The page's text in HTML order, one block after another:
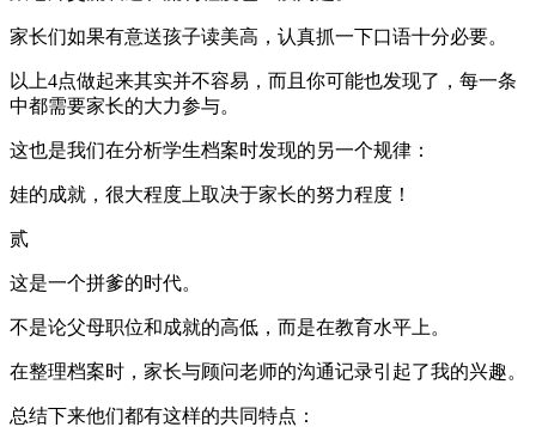
家长们如果有意送孩子读美高，认真抓一下口语十分必要。
以上4点做起来其实并不容易，而且你可能也发现了，每一条
中都需要家长的大力参与。
这也是我们在分析学生档案时发现的另一个规律：
娃的成就，很大程度上取决于家长的努力程度！
贰
这是一个拼爹的时代。
不是论父母职位和成就的高低，而是在教育水平上。
在整理档案时，家长与顾问老师的沟通记录引起了我的兴趣。
总结下来他们都有这样的共同特点：